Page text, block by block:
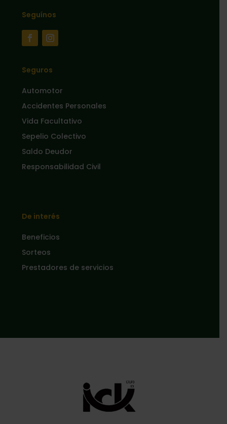
Seguínos
Seguros
Automotor
Accidentes Personales
Vida Facultativo
Sepelio Colectivo
Saldo Deudor
Responsabilidad Civil
De interés
Beneficios
Sorteos
Prestadores de servicios